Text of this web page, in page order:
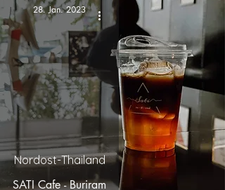
SATI Cafe - Buriram
Nordost-Thailand
28. Jan. 2023